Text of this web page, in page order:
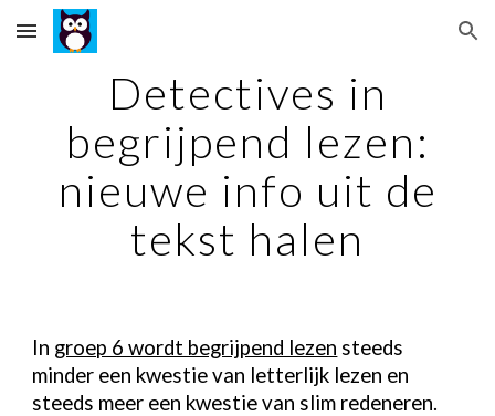
Skip to main content Skip to navigation
Detectives in
begrijpend lezen:
nieuwe info uit de
tekst halen
In groep 6 wordt begrijpend lezen steeds
minder een kwestie van letterlijk lezen en
steeds meer een kwestie van slim redeneren.